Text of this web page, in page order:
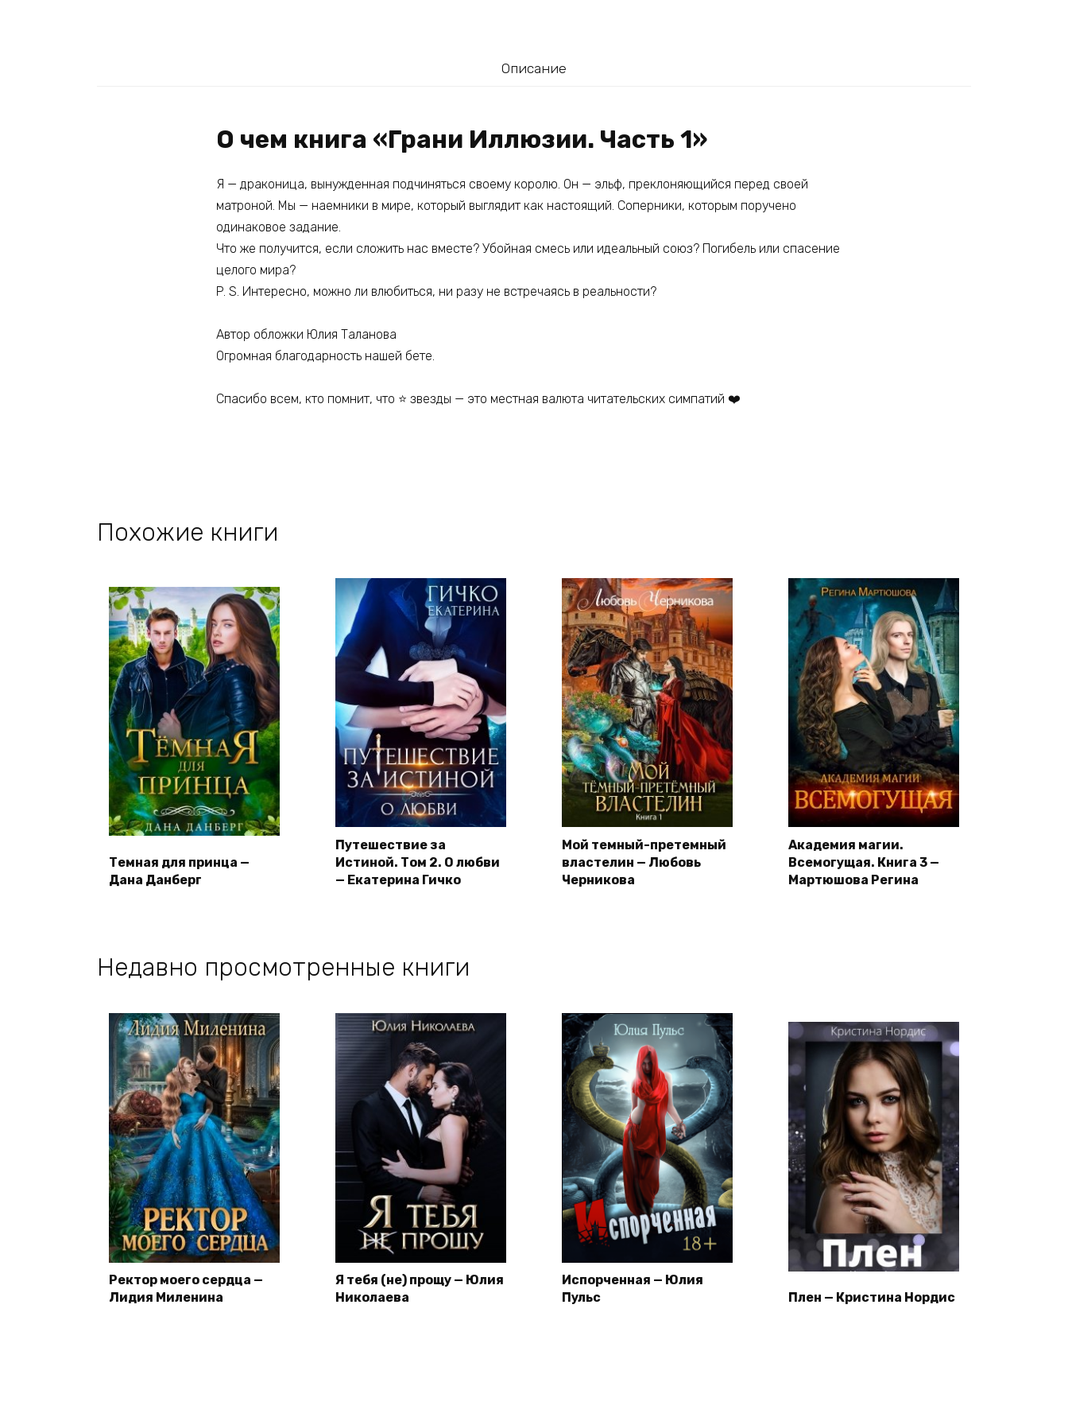
Описание
О чем книга «Грани Иллюзии. Часть 1»
Я — драконица, вынужденная подчиняться своему королю. Он — эльф, преклоняющийся перед своей
матроной. Мы — наемники в мире, который выглядит как настоящий. Соперники, которым поручено
одинаковое задание.
Что же получится, если сложить нас вместе? Убойная смесь или идеальный союз? Погибель или спасение
целого мира?
P. S. Интересно, можно ли влюбиться, ни разу не встречаясь в реальности?
Автор обложки Юлия Таланова
Огромная благодарность нашей бете.
Спасибо всем, кто помнит, что ⭐ звезды — это местная валюта читательских симпатий ❤️
Похожие книги
Темная для принца —
Дана Данберг
Путешествие за
Истиной. Том 2. О любви
— Екатерина Гичко
Мой темный-претемный
властелин — Любовь
Черникова
Академия магии.
Всемогущая. Книга 3 —
Мартюшова Регина
Недавно просмотренные книги
Ректор моего сердца —
Лидия Миленина
Я тебя (не) прощу — Юлия
Николаева
Испорченная — Юлия
Пульс
Плен — Кристина Нордис